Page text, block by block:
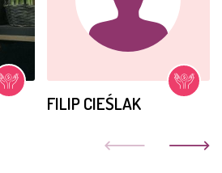
FILIP CIEŚLAK